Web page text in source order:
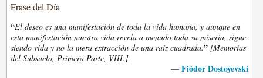
Frase del Día
“El deseo es una manifestación de toda la vida humana, y aunque en
esta manifestación nuestra vida revela a menudo toda su miseria, sigue
siendo vida y no la mera extracción de una raiz cuadrada.” [Memorias
del Subsuelo, Primera Parte, VIII.]
— Fiódor Dostoyevski